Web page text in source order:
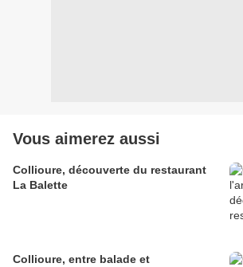
Vous aimerez aussi
Collioure, découverte du restaurant
La Balette
Collioure, entre balade et